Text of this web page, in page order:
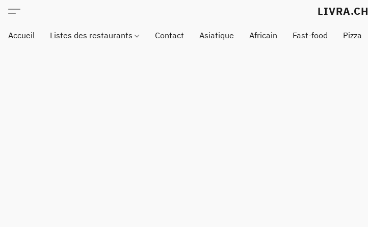
LIVRA.CH
Accueil Listes des restaurants Contact Asiatique Africain Fast-food Pizza